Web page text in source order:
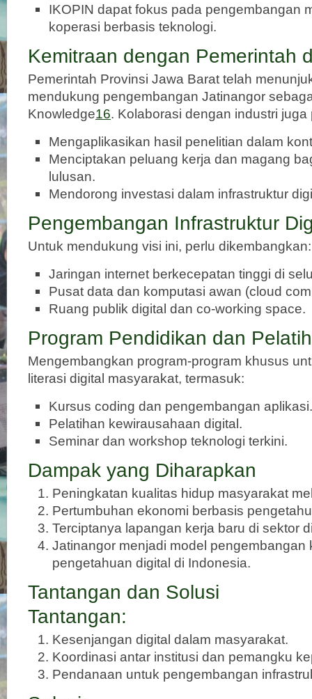
IKOPIN dapat fokus pada pengembangan
koperasi berbasis teknologi.
Kemitraan dengan Pemerintah
Pemerintah Provinsi Jawa Barat telah
mendukung pengembangan Jatinangor
Knowledge16. Kolaborasi dengan industri juga
Mengaplikasikan hasil penelitian dalam
Menciptakan peluang kerja dan magang
lulusan.
Mendorong investasi dalam infrastruktur
Pengembangan Infrastruktur
Untuk mendukung visi ini, perlu dikembangkan:
Jaringan internet berkecepatan tinggi di
Pusat data dan komputasi awan (cloud
Ruang publik digital dan co-working space.
Program Pendidikan dan
Mengembangkan program-program khusus
literasi digital masyarakat, termasuk:
Kursus coding dan pengembangan aplikasi.
Pelatihan kewirausahaan digital.
Seminar dan workshop teknologi terkini.
Dampak yang Diharapkan
Peningkatan kualitas hidup masyarakat
Pertumbuhan ekonomi berbasis
Terciptanya lapangan kerja baru di sektor
Jatinangor menjadi model pengembangan
pengetahuan digital di Indonesia.
Tantangan dan Solusi
Tantangan:
Kesenjangan digital dalam masyarakat.
Koordinasi antar institusi dan pemangku
Pendanaan untuk pengembangan